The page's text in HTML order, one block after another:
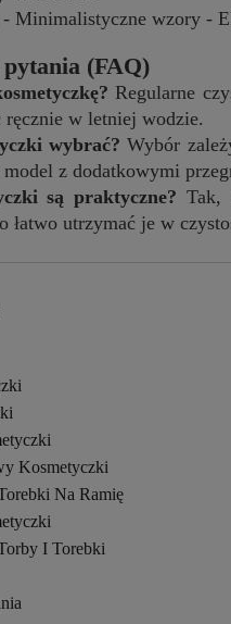
- Minimalistyczne wzory -
pytania (FAQ)
Regularne
ręcznie w letniej wodzie.
wybrać? Wybór
z dodatkowymi
są praktyczne? Tak,
łatwo utrzymać je w
Kosmetyczki
Na Ramię
I Torebki